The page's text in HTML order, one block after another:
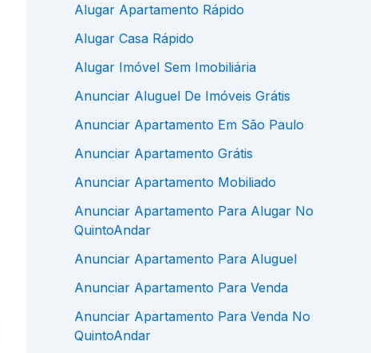
Alugar Apartamento Rápido
Alugar Casa Rápido
Alugar Imóvel Sem Imobiliária
Anunciar Aluguel De Imóveis Grátis
Anunciar Apartamento Em São Paulo
Anunciar Apartamento Grátis
Anunciar Apartamento Mobiliado
Anunciar Apartamento Para Alugar No
QuintoAndar
Anunciar Apartamento Para Aluguel
Anunciar Apartamento Para Venda
Anunciar Apartamento Para Venda No
QuintoAndar